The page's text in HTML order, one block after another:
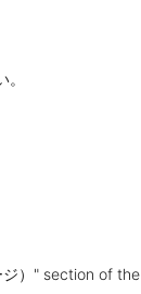
）" section of the